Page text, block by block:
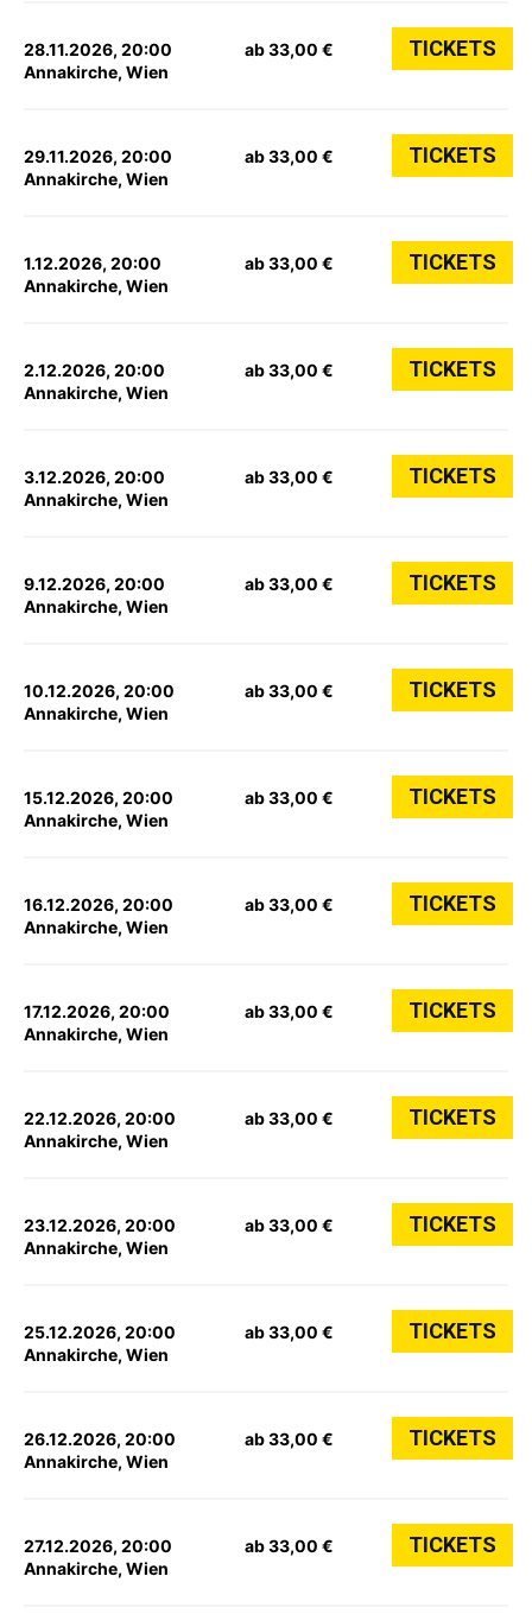
28.11.2026, 20:00
Annakirche, Wien
ab 33,00 € TICKETS
29.11.2026, 20:00
Annakirche, Wien
ab 33,00 € TICKETS
1.12.2026, 20:00
Annakirche, Wien
ab 33,00 € TICKETS
2.12.2026, 20:00
Annakirche, Wien
ab 33,00 € TICKETS
3.12.2026, 20:00
Annakirche, Wien
ab 33,00 € TICKETS
9.12.2026, 20:00
Annakirche, Wien
ab 33,00 € TICKETS
10.12.2026, 20:00
Annakirche, Wien
ab 33,00 € TICKETS
15.12.2026, 20:00
Annakirche, Wien
ab 33,00 € TICKETS
16.12.2026, 20:00
Annakirche, Wien
ab 33,00 € TICKETS
17.12.2026, 20:00
Annakirche, Wien
ab 33,00 € TICKETS
22.12.2026, 20:00
Annakirche, Wien
ab 33,00 € TICKETS
23.12.2026, 20:00
Annakirche, Wien
ab 33,00 € TICKETS
25.12.2026, 20:00
Annakirche, Wien
ab 33,00 € TICKETS
26.12.2026, 20:00
Annakirche, Wien
ab 33,00 € TICKETS
27.12.2026, 20:00
Annakirche, Wien
ab 33,00 € TICKETS